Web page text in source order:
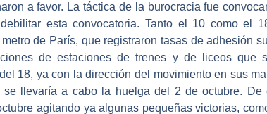
a favor. La táctica de la burocracia fue
esta convocatoria. Tanto el 10 como el
de París, que registraron tasas de adhesión
de estaciones de trenes y de liceos que
18, ya con la dirección del movimiento en sus
llevaría a cabo la huelga del 2 de octubre.
agitando ya algunas pequeñas victorias,